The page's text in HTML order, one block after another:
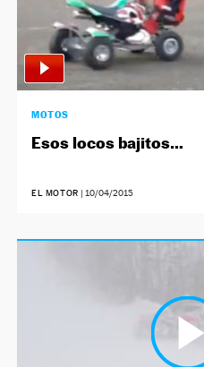
MOTOS
Esos locos bajitos…
EL MOTOR | 10/04/2015